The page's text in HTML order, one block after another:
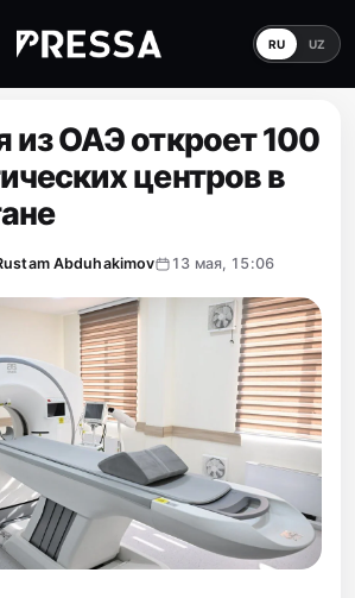
RU UZ
из ОАЭ откроет 100
центров в
Abduhakimov 13 мая, 15:06